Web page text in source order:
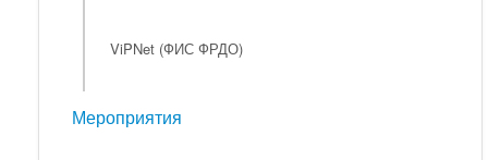
ViPNet (ФИС ФРДО)
Мероприятия